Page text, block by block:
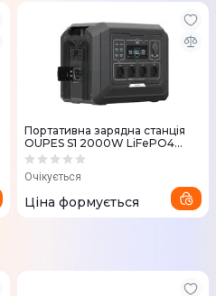
Портативна зарядна станція
OUPES S1 2000W LiFePO4
1024Wh
Очікується
Ціна формується